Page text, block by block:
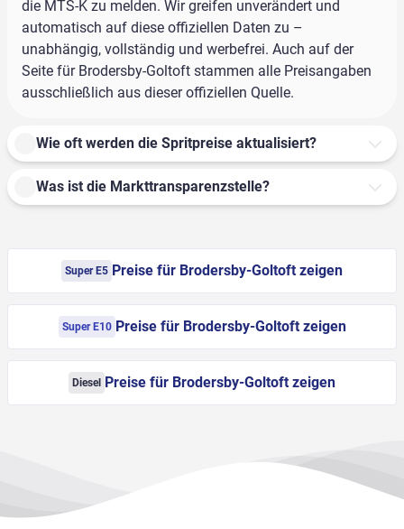
die MTS-K zu melden. Wir greifen unverändert und
automatisch auf diese offiziellen Daten zu –
unabhängig, vollständig und werbefrei. Auch auf der
Seite für Brodersby-Goltoft stammen alle Preisangaben
ausschließlich aus dieser offiziellen Quelle.
Wie oft werden die Spritpreise aktualisiert?
Was ist die Markttransparenzstelle?
Super E5 Preise für Brodersby-Goltoft zeigen
Super E10 Preise für Brodersby-Goltoft zeigen
Diesel Preise für Brodersby-Goltoft zeigen